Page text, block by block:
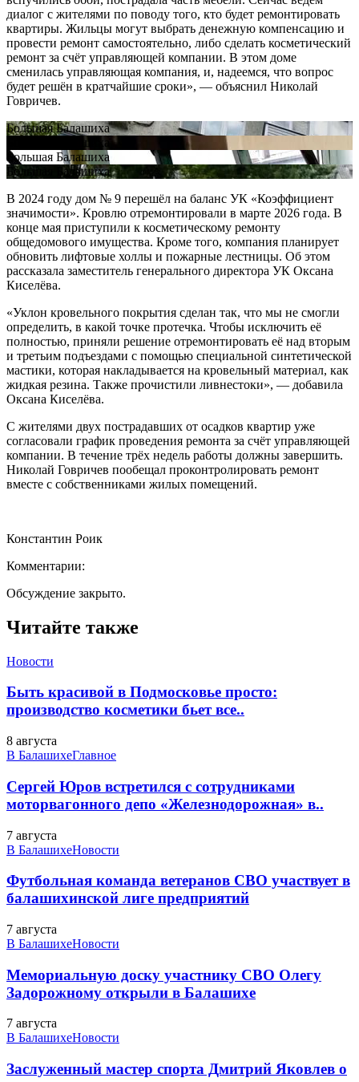
диалог с жителями по поводу того, кто будет ремонтировать
квартиры. Жильцы могут выбрать денежную компенсацию и
провести ремонт самостоятельно, либо сделать косметический
ремонт за счёт управляющей компании. В этом доме
сменилась управляющая компания, и, надеемся, что вопрос
будет решён в кратчайшие сроки», — объяснил Николай
Говричев.
Большая Балашиха
Большая Балашиха
Большая Балашиха
Большая Балашиха
В 2024 году дом № 9 перешёл на баланс УК «Коэффициент
значимости». Кровлю отремонтировали в марте 2026 года. В
конце мая приступили к косметическому ремонту
общедомового имущества. Кроме того, компания планирует
обновить лифтовые холлы и пожарные лестницы. Об этом
рассказала заместитель генерального директора УК Оксана
Киселёва.
«Уклон кровельного покрытия сделан так, что мы не смогли
определить, в какой точке протечка. Чтобы исключить её
полностью, приняли решение отремонтировать её над вторым
и третьим подъездами с помощью специальной синтетической
мастики, которая накладывается на кровельный материал, как
жидкая резина. Также прочистили ливнестоки», — добавила
Оксана Киселёва.
С жителями двух пострадавших от осадков квартир уже
согласовали график проведения ремонта за счёт управляющей
компании. В течение трёх недель работы должны завершить.
Николай Говричев пообещал проконтролировать ремонт
вместе с собственниками жилых помещений.
Константин Роик
Комментарии:
Обсуждение закрыто.
Читайте также
Новости
Быть красивой в Подмосковье просто:
производство косметики бьет все..
8 августа
В БалашихеГлавное
Сергей Юров встретился с сотрудниками
моторвагонного депо «Железнодорожная» в..
7 августа
В БалашихеНовости
Футбольная команда ветеранов СВО участвует в
балашихинской лиге предприятий
7 августа
В БалашихеНовости
Мемориальную доску участнику СВО Олегу
Задорожному открыли в Балашихе
7 августа
В БалашихеНовости
Заслуженный мастер спорта Дмитрий Яковлев о